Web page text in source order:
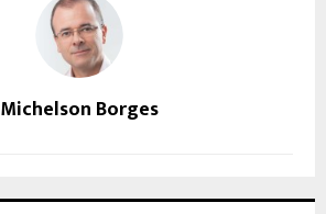
Michelson Borges